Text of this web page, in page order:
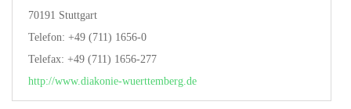
70191 Stuttgart
Telefon: +49 (711) 1656-0
Telefax: +49 (711) 1656-277
http://www.diakonie-wuerttemberg.de